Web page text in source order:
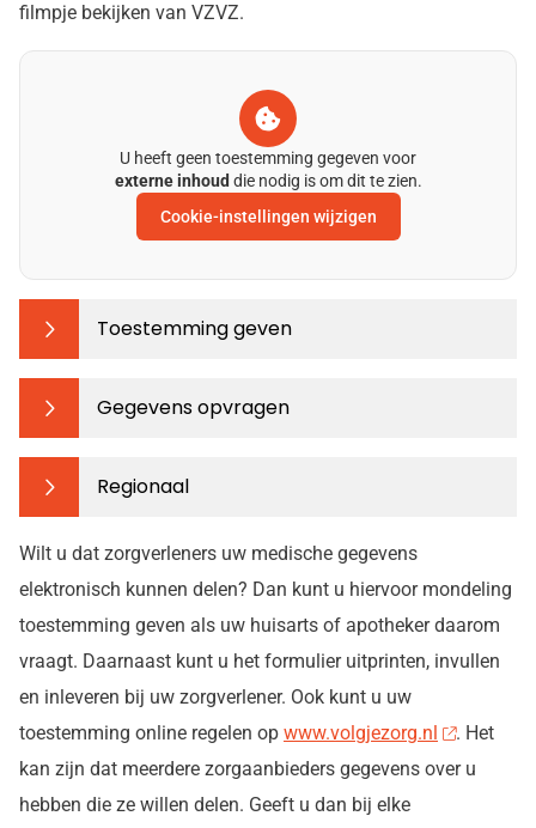
filmpje bekijken van VZVZ.
U heeft geen toestemming gegeven voor
externe inhoud die nodig is om dit te zien.
Cookie-instellingen wijzigen
Toestemming geven
Gegevens opvragen
Regionaal
Wilt u dat zorgverleners uw medische gegevens
elektronisch kunnen delen? Dan kunt u hiervoor mondeling
toestemming geven als uw huisarts of apotheker daarom
vraagt. Daarnaast kunt u het formulier uitprinten, invullen
en inleveren bij uw zorgverlener. Ook kunt u uw
toestemming online regelen op www.volgjezorg.nl
. Het
kan zijn dat meerdere zorgaanbieders gegevens over u
hebben die ze willen delen. Geeft u dan bij elke